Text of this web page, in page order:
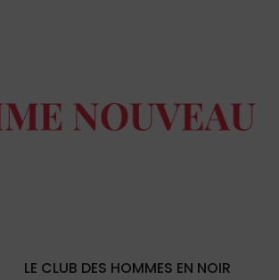
LE CLUB DES HOMMES EN NOIR